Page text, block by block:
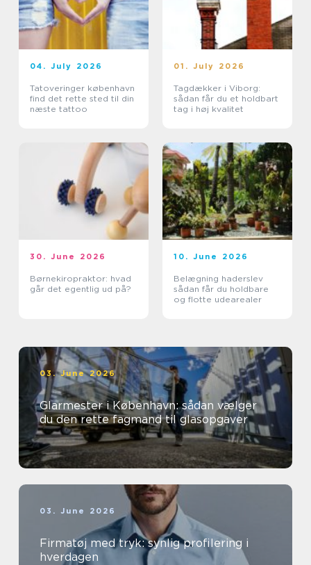
04. July 2026
Tatoveringer københavn
find det rette sted til din
næste tattoo
01. July 2026
Tagdækker i Viborg:
sådan får du et holdbart
tag i høj kvalitet
30. June 2026
Børnekiropraktor: hvad
går det egentlig ud på?
10. June 2026
Belægning haderslev
sådan får du holdbare
og flotte udearealer
03. June 2026
Glarmester i København: sådan vælger
du den rette fagmand til glasopgaver
03. June 2026
Firmatøj med tryk: synlig profilering i
hverdagen